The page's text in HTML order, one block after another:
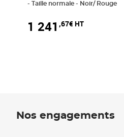
- Taille normale - Noir/ Rouge
1 241 ,67€ HT
Nos engagements